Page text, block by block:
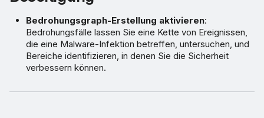
Bedrohungsgraph-Erstellung aktivieren:
Bedrohungsfälle lassen Sie eine Kette von Ereignissen,
die eine Malware-Infektion betreffen, untersuchen, und
Bereiche identifizieren, in denen Sie die Sicherheit
verbessern können.